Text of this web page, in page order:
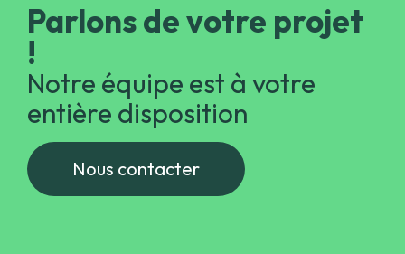
Parlons de votre projet
!
Notre équipe est à votre
entière disposition
Nous contacter